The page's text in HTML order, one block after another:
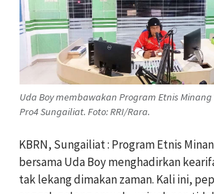
Uda Boy membawakan Program Etnis
Pro4 Sungailiat. Foto: RRI/Rara.
KBRN, Sungailiat : Program Etnis
bersama Uda Boy menghadirkan
tak lekang dimakan zaman. Kali ini,